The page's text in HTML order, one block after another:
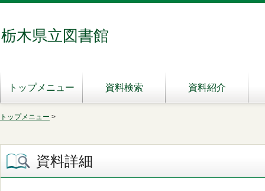
栃木県立図書館
トップメニュー 資料検索 資料紹介
トップメニュー >
資料詳細